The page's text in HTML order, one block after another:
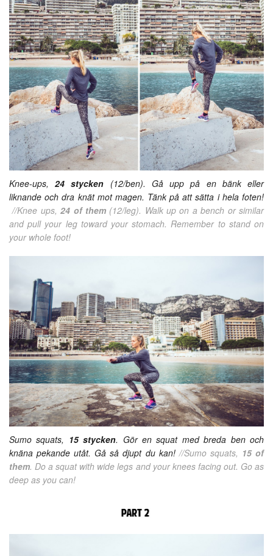
Knee-ups,24 stycken (12/ben). Gå upp på en bänk eller
liknande och dra knät mot magen. Tänk på att sätta i hela foten!
//Knee ups,24 of them(12/leg). Walk up on a bench or similar
and pull your leg toward your stomach. Remember to stand on
your whole foot!
Sumo squats, 15 stycken. Gör en squat med breda ben och
knäna pekande utåt. Gå så djupt du kan!//Sumo squats, 15 of
them. Do a squat with wide legs and your knees facing out. Go as
deep as you can!